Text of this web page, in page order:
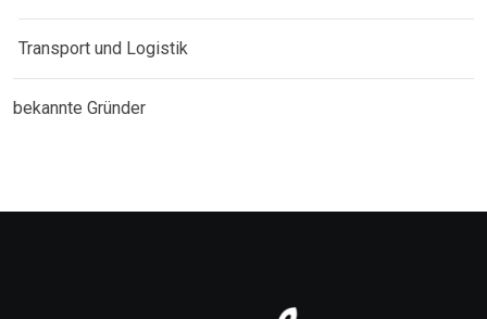
Transport und Logistik
bekannte Gründer